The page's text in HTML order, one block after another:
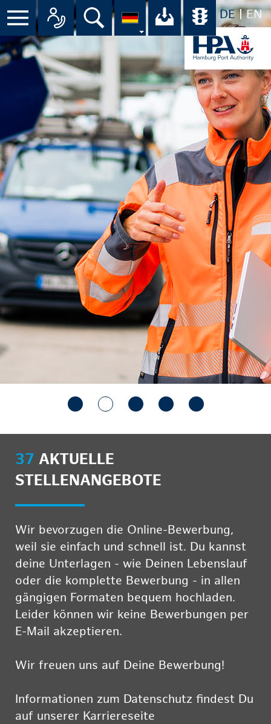
DE EN
Suche Ihr Download-
37 AKTUELLE
STELLENANGEBOTE
Wir bevorzugen die Online-Bewerbung,
weil sie einfach und schnell ist. Du kannst
deine Unterlagen - wie Deinen Lebenslauf
oder die komplette Bewerbung - in allen
gängigen Formaten bequem hochladen.
Leider können wir keine Bewerbungen per
E-Mail akzeptieren.
Wir freuen uns auf Deine Bewerbung!
Informationen zum Datenschutz findest Du
auf unserer Karriereseite